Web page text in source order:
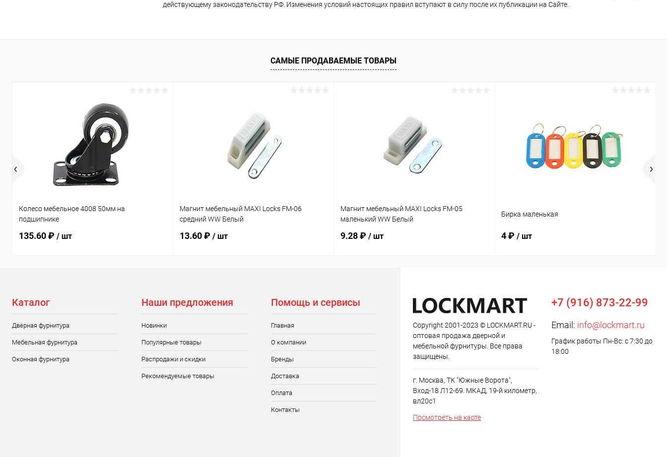
действующему законодательству РФ. Изменения условий настоящих правил вступают в силу после их публикации на Сайте.
САМЫЕ ПРОДАВАЕМЫЕ ТОВАРЫ
Колесо мебельное 4008 50мм на
подшипнике
135.60 ₽ / шт
Магнит мебельный MAXI Locks FM-06
средний WW Белый
13.60 ₽ / шт
Магнит мебельный MAXI Locks FM-05
маленький WW Белый
9.28 ₽ / шт
Бирка маленькая
4 ₽ / шт
Каталог
Дверная фурнитура
Мебельная фурнитура
Оконная фурнитура
Наши предложения
Новинки
Популярные товары
Распродажи и скидки
Рекомендуемые товары
Помощь и сервисы
Главная
О компании
Бренды
Доставка
Оплата
Контакты
Copyright 2001-2023 © LOCKMART.RU -
оптовая продажа дверной и
мебельной фурнитуры. Все права
защищены.
г. Москва, ТК "Южные Ворота",
Вход-18 Л12-69. МКАД, 19-й километр,
вл20с1
Посмотреть на карте
+7 (916) 873-22-99
Email: info@lockmart.ru
График работы Пн-Вс: с 7:30 до
18:00